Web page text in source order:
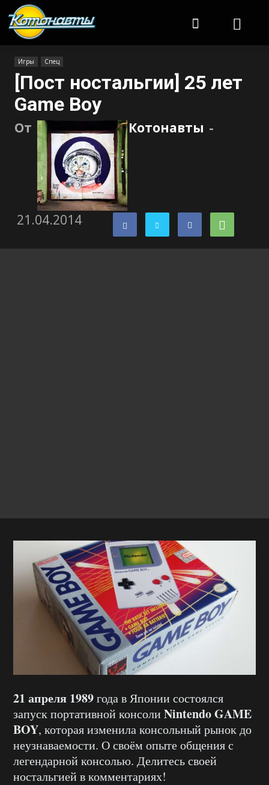
Игры Спец
[Пост ностальгии] 25 лет
Game Boy
От Котонавты -
21.04.2014
21 апреля 1989года в Японии состоялся
запуск портативной консоли Nintendo GAME
BOY, которая изменила консольный рынок до
неузнаваемости. О своём опыте общения с
легендарной консолью. Делитесь своей
ностальгией в комментариях!